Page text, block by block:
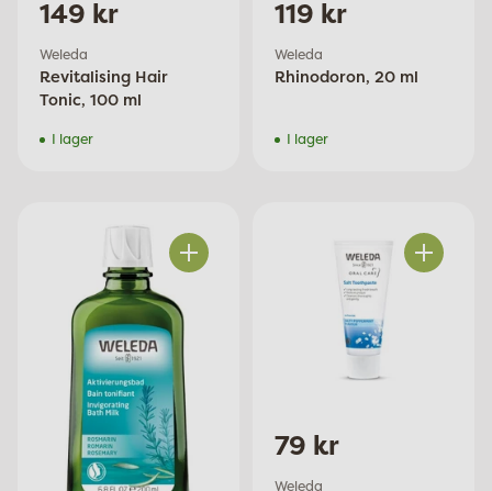
149 kr
Weleda
Revitalising Hair
Tonic, 100 ml
I lager
119 kr
Weleda
Rhinodoron, 20 ml
I lager
Antal Antal
79 kr
Weleda